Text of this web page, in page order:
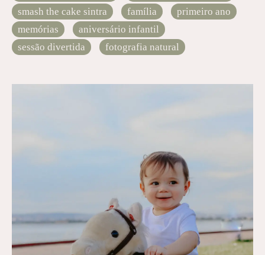
smash the cake sintra
família
primeiro ano
memórias
aniversário infantil
sessão divertida
fotografia natural